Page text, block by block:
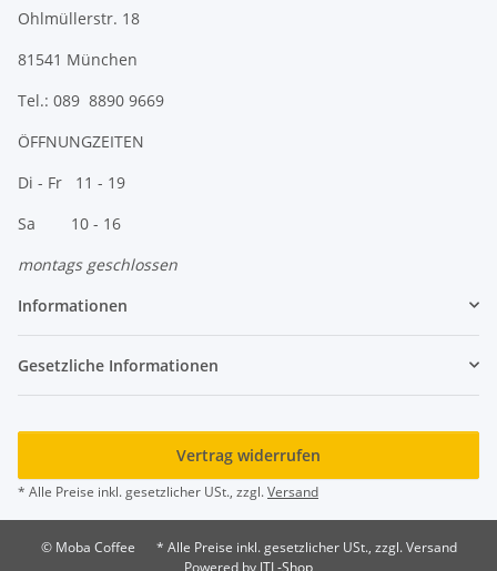
Ohlmüllerstr. 18
81541 München
Tel.: 089 8890 9669
ÖFFNUNGZEITEN
Di - Fr 11 - 19
Sa 10 - 16
montags geschlossen
Informationen
Gesetzliche Informationen
Vertrag widerrufen
* Alle Preise inkl. gesetzlicher USt., zzgl.Versand
© Moba Coffee
* Alle Preise inkl. gesetzlicher USt., zzgl. Versand
Powered by JTL-Shop